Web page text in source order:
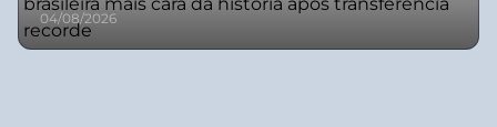
04/08/2026